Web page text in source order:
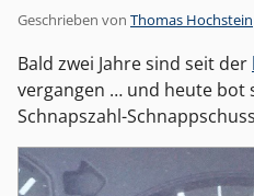
Geschrieben von Thomas Hochstein
Bald zwei Jahre sind seit der
vergangen … und heute bot
Schnapszahl-